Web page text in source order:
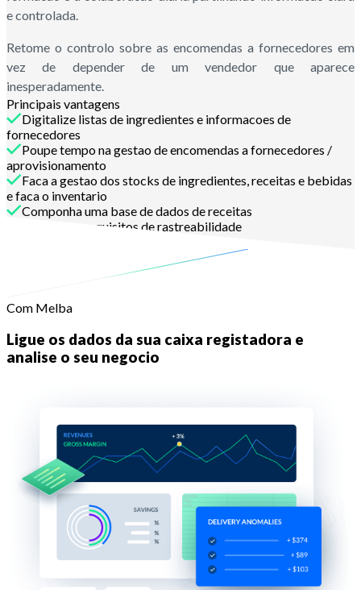
e controlada.
Retome o controlo sobre as encomendas a fornecedores em
vez de depender de um vendedor que aparece
inesperadamente.
Principais vantagens
Digitalize listas de ingredientes e informacoes de
fornecedores
Poupe tempo na gestao de encomendas a fornecedores /
aprovisionamento
Faca a gestao dos stocks de ingredientes, receitas e bebidas
e faca o inventario
Componha uma base de dados de receitas
Cumpra os requisitos de rastreabilidade
Com Melba
Ligue os dados da sua caixa registadora e
analise o seu negocio